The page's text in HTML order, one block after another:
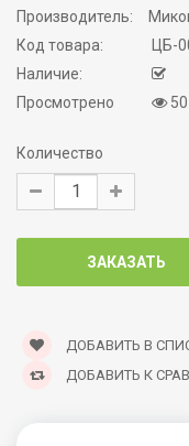
Производитель:
Код товара:
ЦБ-
Наличие:
Просмотрено
50
Количество
ДОБАВИТЬ В
ДОБАВИТЬ К